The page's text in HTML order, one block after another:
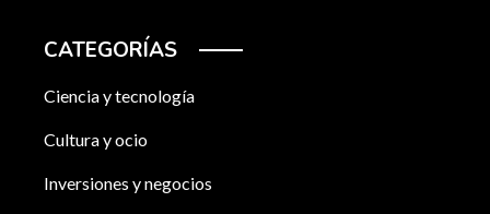
CATEGORÍAS
Ciencia y tecnología
Cultura y ocio
Inversiones y negocios